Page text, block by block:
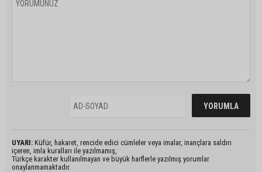
UYARI: Küfür, hakaret, rencide edici cümleler veya imalar, inançlara saldırı
içeren, imla kuralları ile yazılmamış,
Türkçe karakter kullanılmayan ve büyük harflerle yazılmış yorumlar
onaylanmamaktadır.